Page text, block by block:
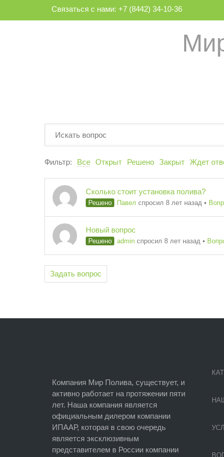
Связаться с нами: +7 (8442) 34-10-36
Фильтр: Все Открыт Решено Закрыт Ждет
Сколько стоит установка полива?
Решено Павел спросил 8 лет назад •
Новый вопрос
Решено admin спросил 8 лет назад •
Задать вопрос
Компания Мир Полива, существует, и
активно работает на протяжении пяти
лет. Наша компания является
официальным дилером компании
ИПААР, которая в свою очередь
является эксклюзивным
представителем в России компании